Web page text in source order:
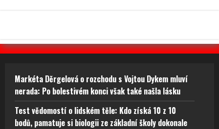
Markéta Děrgelová o rozchodu s Vojtou Dykem mluví
nerada: Po bolestivém konci však také našla lásku
Test vědomostí o lidském těle: Kdo získá 10 z 10
bodů, pamatuje si biologii ze základní školy dokonale